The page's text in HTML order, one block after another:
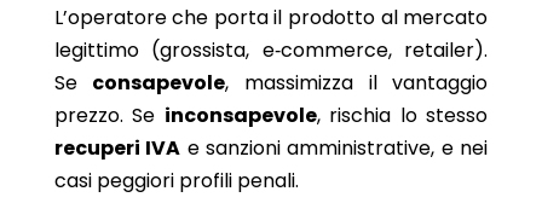
L’operatore che porta il prodotto al mercato
legittimo (grossista, e‑commerce, retailer).
Se consapevole, massimizza il vantaggio
prezzo. Se inconsapevole, rischia lo stesso
recuperi IVA e sanzioni amministrative, e nei
casi peggiori profili penali.